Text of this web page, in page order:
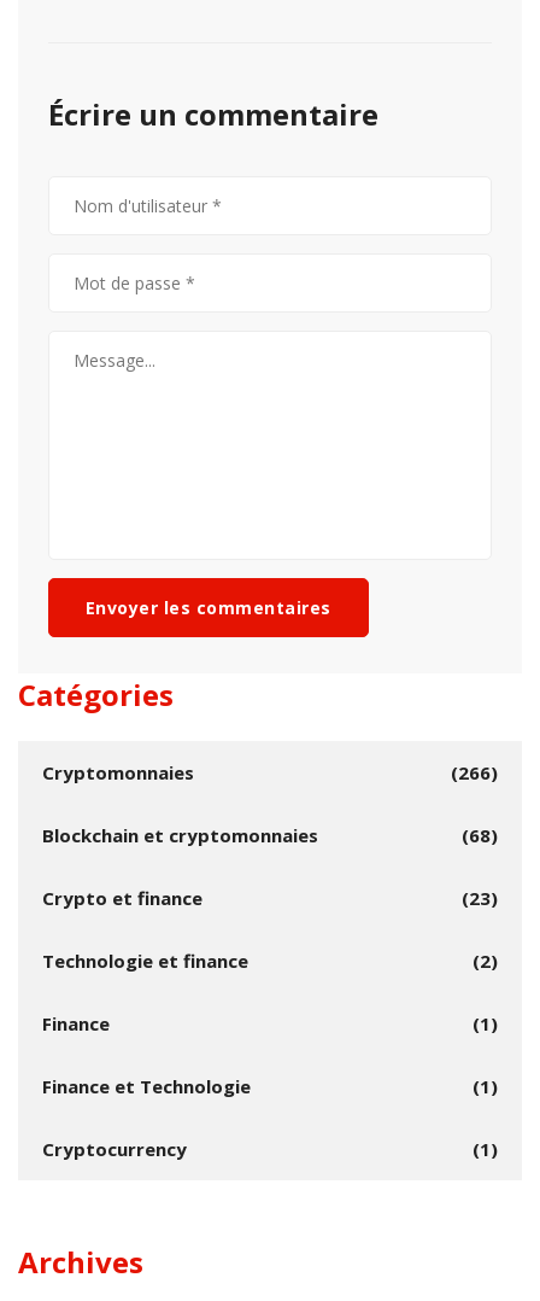
Écrire un commentaire
Envoyer les commentaires
Catégories
Cryptomonnaies (266)
Blockchain et cryptomonnaies (68)
Crypto et finance (23)
Technologie et finance (2)
Finance (1)
Finance et Technologie (1)
Cryptocurrency (1)
Archives